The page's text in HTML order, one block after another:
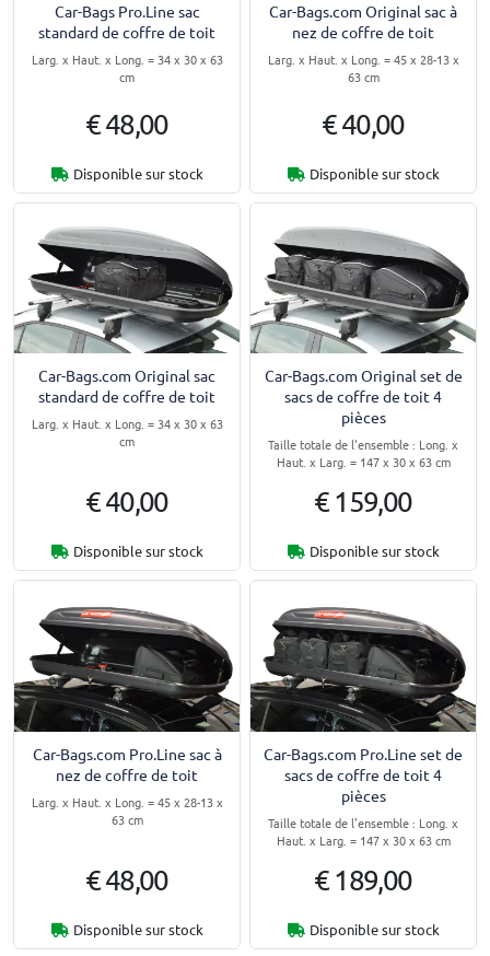
Car-Bags Pro.Line sac
standard de coffre de toit
Larg. x Haut. x Long. = 34 x 30 x 63
cm
€ 48,00
Disponible sur stock
Car-Bags.com Original sac à
nez de coffre de toit
Larg. x Haut. x Long. = 45 x 28-13 x
63 cm
€ 40,00
Disponible sur stock
Car-Bags.com Original sac
standard de coffre de toit
Larg. x Haut. x Long. = 34 x 30 x 63
cm
€ 40,00
Disponible sur stock
Car-Bags.com Original set de
sacs de coffre de toit 4
pièces
Taille totale de l'ensemble : Long. x
Haut. x Larg. = 147 x 30 x 63 cm
€ 159,00
Disponible sur stock
Car-Bags.com Pro.Line sac à
nez de coffre de toit
Larg. x Haut. x Long. = 45 x 28-13 x
63 cm
€ 48,00
Disponible sur stock
Car-Bags.com Pro.Line set de
sacs de coffre de toit 4
pièces
Taille totale de l'ensemble : Long. x
Haut. x Larg. = 147 x 30 x 63 cm
€ 189,00
Disponible sur stock